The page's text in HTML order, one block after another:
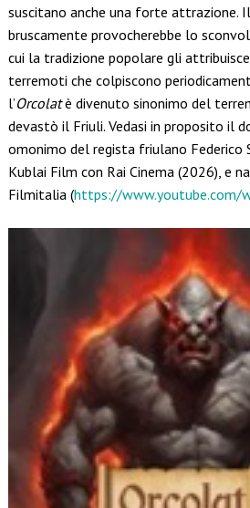
suscitano anche una forte attrazione.
bruscamente provocherebbe lo
cui la tradizione popolare gli
terremoti che colpiscono
l’Orcolatè divenuto sinonimo del
devastò il Friuli. Vedasi in proposito il
omonimo del regista friulano
Kublai Film con Rai Cinema (2026), e
Filmitalia (https://www.youtube.com/